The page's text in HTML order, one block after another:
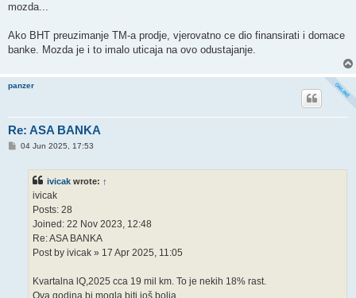
mozda...
Ako BHT preuzimanje TM-a prodje, vjerovatno ce dio finansirati i domace
banke. Mozda je i to imalo uticaja na ovo odustajanje.
panzer
Re: ASA BANKA
P04 Jun 2025, 17:53
ivicak wrote: ↑
ivicak
Posts: 28
Joined: 22 Nov 2023, 12:48
Re: ASA BANKA
Post by ivicak » 17 Apr 2025, 11:05
Kvartalna lQ,2025 cca 19 mil km. To je nekih 18% rast.
Ova godina bi mogla biti još bolja.